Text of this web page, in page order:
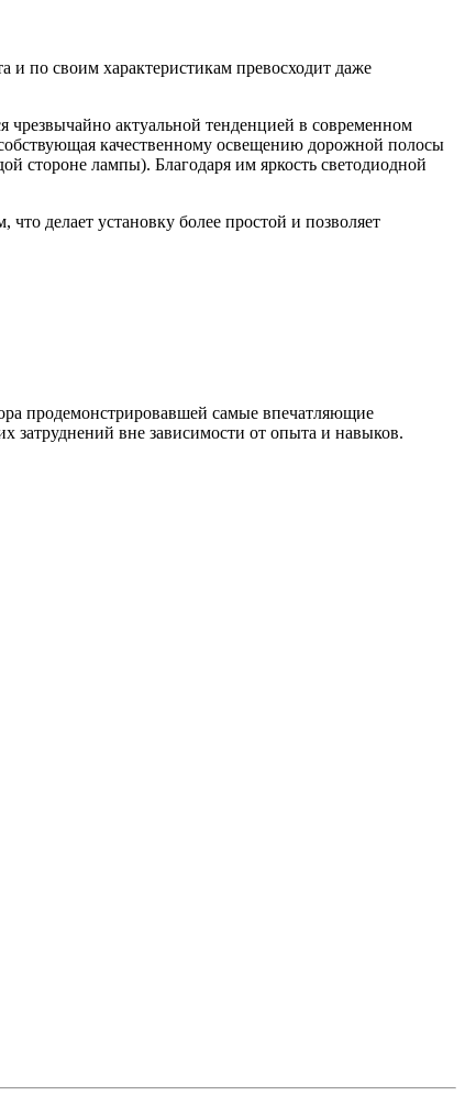
и по своим характеристикам превосходит даже
чрезвычайно актуальной тенденцией в современном
качественному освещению дорожной полосы
стороне лампы). Благодаря им яркость светодиодной
делает установку более простой и позволяет
продемонстрировавшей самые впечатляющие
затруднений вне зависимости от опыта и навыков.